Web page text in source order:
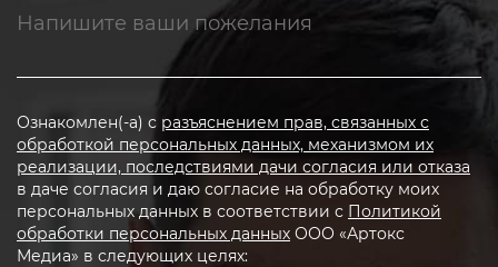
Ознакомлен(-а) с разъяснением прав, связанных с
обработкой персональных данных, механизмом их
реализации, последствиями дачи согласия или отказа
в даче согласия и даю согласие на обработку моих
персональных данных в соответствии с Политикой
обработки персональных данных ООО «Артокс
Медиа» в следующих целях: